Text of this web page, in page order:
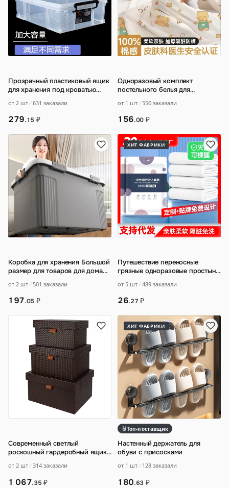
Прозрачный пластиковый ящик
для хранения под кроватью
для хранен …
от 2 шт 631 заказали
279.15 ₽
Одноразовый комплект
постельного белья для
от 1 шт 550 заказали
156.00 ₽
Коробка для хранения Большой
размер для товаров для дома
хранения…
от 2 шт 501 заказали
197.05 ₽
ХИТ ФАБРИКИ
Путешествие переносные
грязные одноразовые простыни
полотенец полот…
от 5 шт 489 заказали
26.27 ₽
Современный светлый
роскошный гардеробный ящик
модель комнаты мягки
от 2 шт 314 заказали
1 067.35 ₽
ХИТ ФАБРИКИ
Топ-поставщик
Настенный держатель для
обуви с присосками
от 1 шт 128 заказали
180.63 ₽